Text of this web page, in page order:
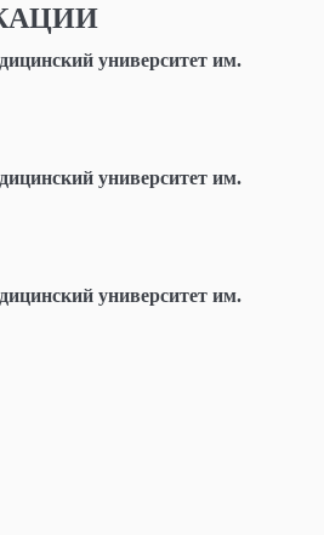
университет им.
университет им.
университет им.